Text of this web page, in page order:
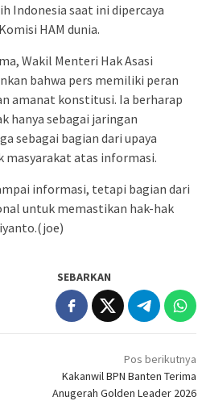
Indonesia saat ini dipercaya
HAM dunia.
Wakil Menteri Hak Asasi
bahwa pers memiliki peran
amanat konstitusi. Ia berharap
hanya sebagai jaringan
sebagai bagian dari upaya
masyarakat atas informasi.
informasi, tetapi bagian dari
untuk memastikan hak-hak
SEBARKAN
Pos berikutnya
Kakanwil BPN Banten Terima
Anugerah Golden Leader 2026